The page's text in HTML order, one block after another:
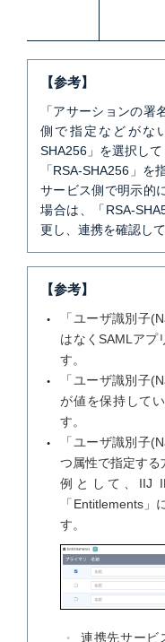
【参考】
「アサーションの署
側で指定などがな
SHA256」を選択して
「RSA-SHA256」
サービス側で明示的
場合は、「RSA-
更し、連携を確認して
【参考】
「ユーザ識別子
はなくSAMLアプ
す。
「ユーザ識別子
が値を保持して
す。
「ユーザ識別子
つ属性で指定する
例として、IIJ
「Entitlements」
す。
連携先サービ